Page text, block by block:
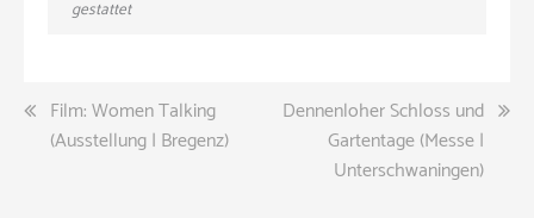
gestattet
Beitragsnavigation
Film: Women Talking
(Ausstellung | Bregenz)
Dennenloher Schloss und
Gartentage (Messe |
Unterschwaningen)